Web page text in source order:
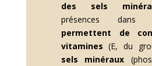
des sels
présences
permettent de
vitamines (E, du
sels minéraux